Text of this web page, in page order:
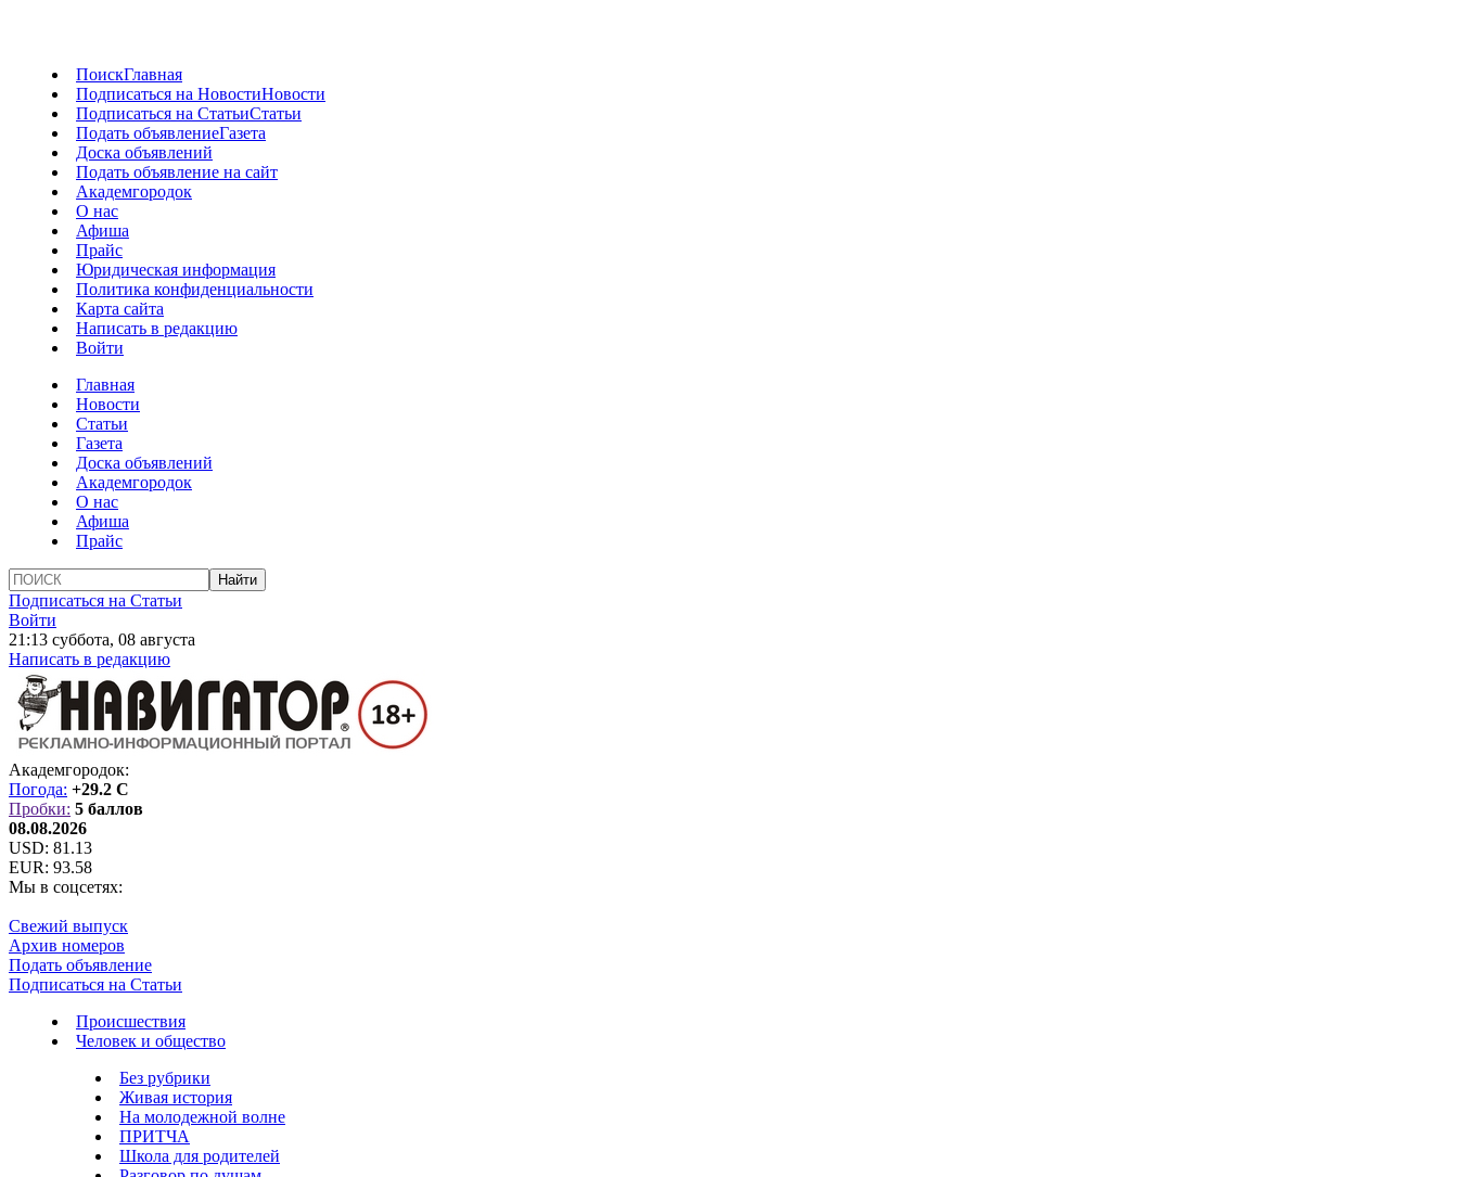
ПоискГлавная
Подписаться на НовостиНовости
Подписаться на СтатьиСтатьи
Подать объявлениеГазета
Доска объявлений
Подать объявление на сайт
Академгородок
О нас
Афиша
Прайс
Юридическая информация
Политика конфиденциальности
Карта сайта
Написать в редакцию
Войти
Главная
Новости
Статьи
Газета
Доска объявлений
Академгородок
О нас
Афиша
Прайс
Подписаться на Статьи
Войти
21:13 суббота, 08 августа
Написать в редакцию
Академгородок:
Погода: +29.2 C
Пробки: 5 баллов
08.08.2026
USD: 81.13
EUR: 93.58
Мы в соцсетях:
Свежий выпуск
Архив номеров
Подать объявление
Подписаться на Статьи
Происшествия
Человек и общество
Без рубрики
Живая история
На молодежной волне
ПРИТЧА
Школа для родителей